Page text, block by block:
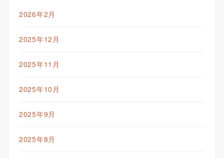
2026年2月
2025年12月
2025年11月
2025年10月
2025年9月
2025年8月